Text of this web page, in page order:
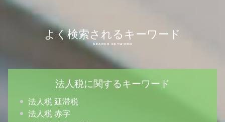
よく検索されるキーワード
法人税に関するキーワード
法人税 延滞税
法人税 赤字